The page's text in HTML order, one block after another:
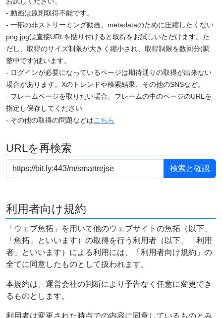
- 動画は原則取得不能です。
- 一部の非ストリーミング動画、metadataのために圧縮したくない
png,jpgは直接URLを貼り付けると取得をお試しいただけます。た
だし、取得のサイズ制限が大きく縮小され、取得制限を数回分(調
整中です)使います。
- ログインが必要になっているページは期待通りの取得が出来ない
場合があります。Xのトレンドや検索結果、その他のSNSなど。
- フレームページを取りたい場合、フレームの中のページのURLを
指定し保存してください
- その他の取得の問題などはこちら
URLを再検索
利用者向け規約
「ウェブ魚拓」を用いて他のウェブサイトの魚拓（以下、
「魚拓」といいます）の取得を行う利用者（以下、「利用
者」といいます）による利用には、「利用者向け規約」の
全てに同意したものとして扱われます。
本規約は、運営会社の判断により予告なく任意に変更でき
るものとします。
利用者は変更された時点での内容に同意しているものとみ